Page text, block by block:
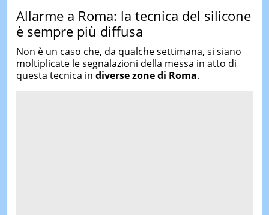
Allarme a Roma: la tecnica del silicone
è sempre più diffusa
Non è un caso che, da qualche settimana, si siano
moltiplicate le segnalazioni della messa in atto di
questa tecnica in diverse zone di Roma.